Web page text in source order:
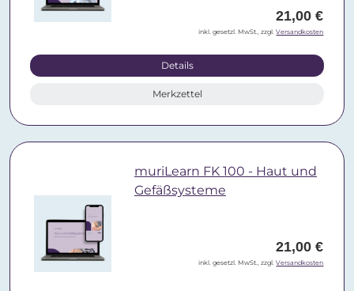
21,00 €
inkl. gesetzl. MwSt., zzgl.Versandkosten
Details
Merkzettel
muriLearn FK 100 - Haut und
Gefäßsysteme
21,00 €
inkl. gesetzl. MwSt., zzgl.Versandkosten